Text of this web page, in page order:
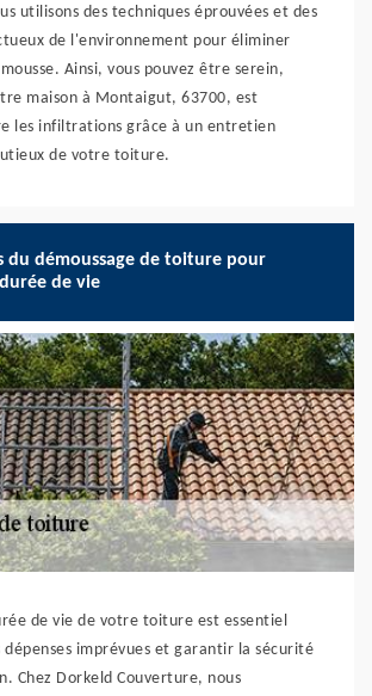
utilisons des techniques éprouvées et des
de l'environnement pour éliminer
Ainsi, vous pouvez être serein,
maison à Montaigut, 63700, est
les infiltrations grâce à un entretien
de votre toiture.
du démoussage de toiture pour
de vie
de vie de votre toiture est essentiel
dépenses imprévues et garantir la sécurité
Chez Dorkeld Couverture, nous